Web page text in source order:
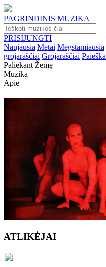
PAGRINDINIS MUZIKA
PRISIJUNGTI
Naujausia Metai Mėgstamiausia
grojaraščiai Grojaraščiai Paieška
Paliekant Žemę
Muzika
Apie
ATLIKĖJAI